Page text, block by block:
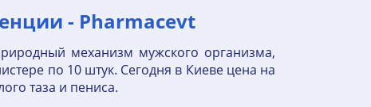
- Pharmacevt
механизм мужского организма,
по 10 штук. Сегодня в Киеве цена на
таза и пениса.